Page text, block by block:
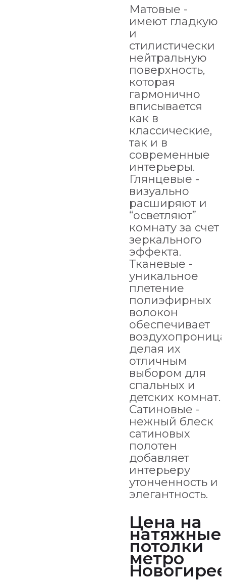
Матовые -
имеют гладкую
и
стилистически
нейтральную
поверхность,
которая
гармонично
вписывается
как в
классические,
так и в
современные
интерьеры.
Глянцевые -
визуально
расширяют и
“осветляют”
комнату за счет
зеркального
эффекта.
Тканевые -
уникальное
плетение
полиэфирных
волокон
обеспечивает
делая их
отличным
выбором для
спальных и
детских комнат.
Сатиновые -
нежный блеск
сатиновых
полотен
добавляет
интерьеру
утонченность и
элегантность.
Цена на
натяжные
потолки
метро